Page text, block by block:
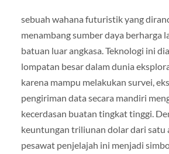
sebuah wahana futuristik yang
menambang sumber daya berharga
batuan luar angkasa. Teknologi ini
lompatan besar dalam dunia
karena mampu melakukan survei,
pengiriman data secara mandiri
kecerdasan buatan tingkat tinggi.
keuntungan triliunan dolar dari satu
pesawat penjelajah ini menjadi